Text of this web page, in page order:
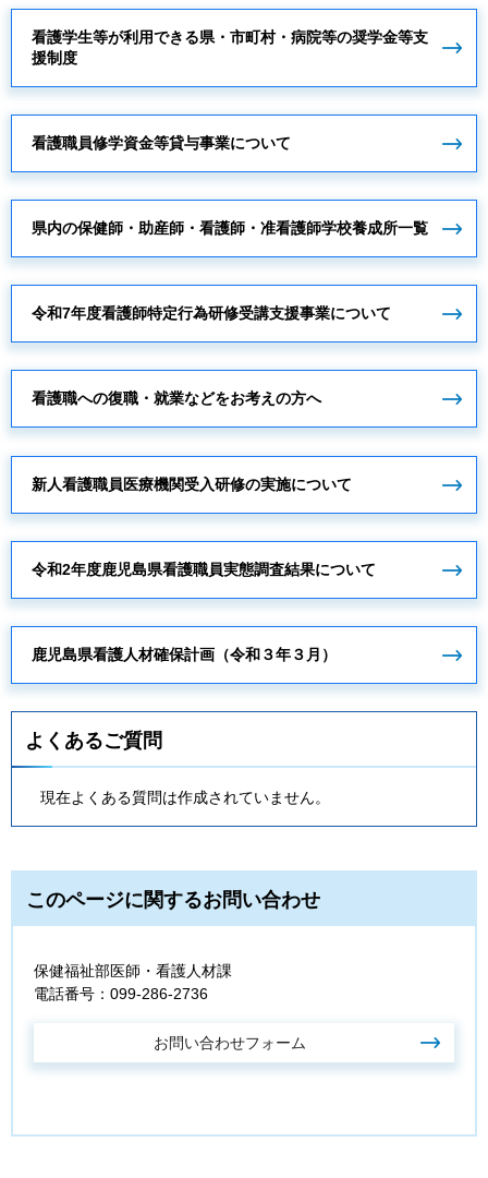
看護学生等が利用できる県・市町村・病院等の奨学金等支
援制度
看護職員修学資金等貸与事業について
県内の保健師・助産師・看護師・准看護師学校養成所一覧
令和7年度看護師特定行為研修受講支援事業について
看護職への復職・就業などをお考えの方へ
新人看護職員医療機関受入研修の実施について
令和2年度鹿児島県看護職員実態調査結果について
鹿児島県看護人材確保計画（令和３年３月）
よくあるご質問
現在よくある質問は作成されていません。
このページに関するお問い合わせ
保健福祉部医師・看護人材課
電話番号：099-286-2736